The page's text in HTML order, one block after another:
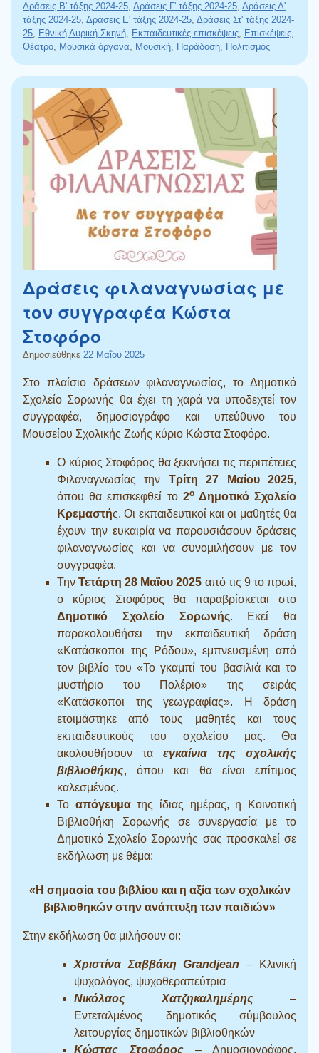
Δράσεις Β' τάξης 2024-25, Δράσεις Γ' τάξης 2024-25, Δράσεις Δ'
τάξης 2024-25, Δράσεις Ε' τάξης 2024-25, Δράσεις Στ' τάξης 2024-
25, Εθνική Λυρική Σκηνή, Εκπαιδευτικές επισκέψεις, Επισκέψεις,
Θέατρο, Μουσικά όργανα, Μουσική, Παράδοση, Πολιτισμός
Δράσεις φιλαναγνωσίας με
τον συγγραφέα Κώστα
Στοφόρο
Δημοσιεύθηκε 22 Μαΐου 2025
Στο πλαίσιο δράσεων φιλαναγνωσίας, το Δημοτικό
Σχολείο Σορωνής θα έχει τη χαρά να υποδεχτεί τον
συγγραφέα, δημοσιογράφο και υπεύθυνο του
Μουσείου Σχολικής Ζωής κύριο Κώστα Στοφόρο.
Ο κύριος Στοφόρος θα ξεκινήσει τις περιπέτειες
Φιλαναγνωσίας την Τρίτη 27 Μαίου 2025,
όπου θα επισκεφθεί το 2οΔημοτικό Σχολείο
Κρεμαστής. Οι εκπαιδευτικοί και οι μαθητές θα
έχουν την ευκαιρία να παρουσιάσουν δράσεις
φιλαναγνωσίας και να συνομιλήσουν με τον
συγγραφέα.
Την Τετάρτη 28 Μαΐου 2025 από τις 9 το πρωί,
ο κύριος Στοφόρος θα παραβρίσκεται στο
Δημοτικό Σχολείο Σορωνής. Εκεί θα
παρακολουθήσει την εκπαιδευτική δράση
«Κατάσκοποι της Ρόδου», εμπνευσμένη από
τον βιβλίο του «Το γκαμπί του βασιλιά και το
μυστήριο του Πολέριο» της σειράς
«Κατάσκοποι της γεωγραφίας». Η δράση
ετοιμάστηκε από τους μαθητές και τους
εκπαιδευτικούς του σχολείου μας. Θα
ακολουθήσουν τα εγκαίνια της σχολικής
βιβλιοθήκης, όπου και θα είναι επίτιμος
καλεσμένος.
Το απόγευματης ίδιας ημέρας, η Κοινοτική
Βιβλιοθήκη Σορωνής σε συνεργασία με το
Δημοτικό Σχολείο Σορωνής σας προσκαλεί σε
εκδήλωση με θέμα:
«Η σημασία του βιβλίου και η αξία των σχολικών
βιβλιοθηκών στην ανάπτυξη των παιδιών»
Στην εκδήλωση θα μιλήσουν οι:
Χριστίνα Σαββάκη Grandjean
– Κλινική
ψυχολόγος, ψυχοθεραπεύτρια
Νικόλαος Χατζηκαλημέρης –
Εντεταλμένος δημοτικός σύμβουλος
λειτουργίας δημοτικών βιβλιοθηκών
Κώστας Στοφόρος
– Δημοσιογράφος,